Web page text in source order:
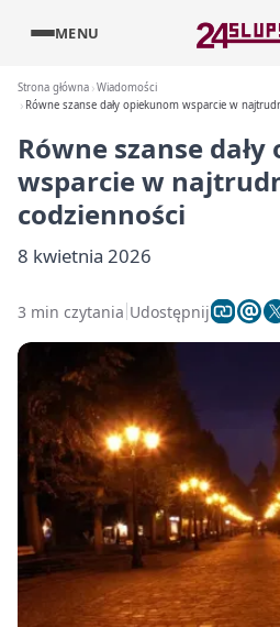
MENU
Strona główna Wiadomości
Równe szanse dały opiekunom wsparcie w
Równe szanse
wsparcie w
codzienności
8 kwietnia 2026
3 min czytania Udostępnij